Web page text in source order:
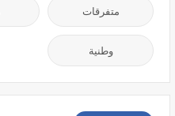
متفرقات
وطنية